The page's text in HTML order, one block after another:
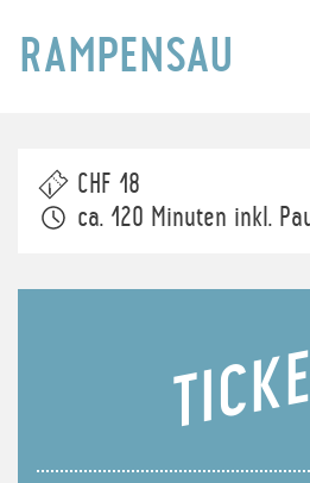
RAMPENSAU
CHF 18
ca. 120 Minuten inkl.